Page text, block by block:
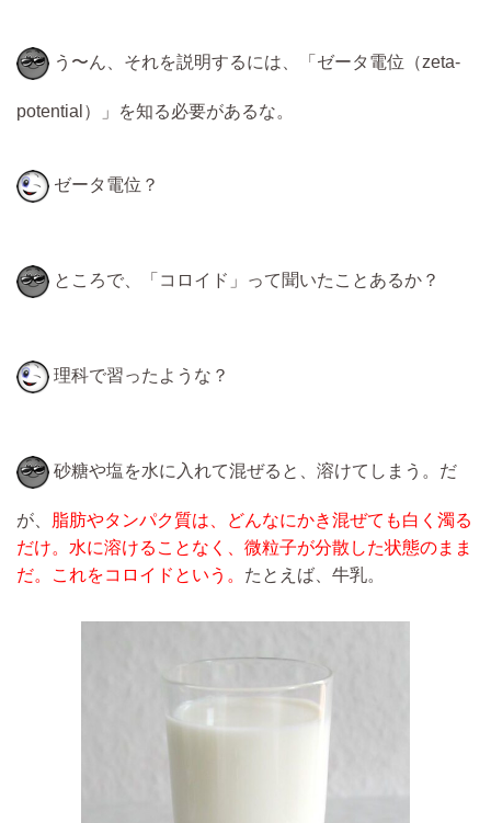
う〜ん、それを説明するには、「ゼータ電位（zeta-
potential）」を知る必要があるな。
ゼータ電位？
ところで、「コロイド」って聞いたことあるか？
理科で習ったような？
砂糖や塩を水に入れて混ぜると、溶けてしまう。だ
が、
脂肪やタンパク質は、どんなにかき混ぜても白く濁る
だけ。水に溶けることなく、微粒子が分散した状態のまま
だ。これをコロイドという。 たとえば、牛乳。